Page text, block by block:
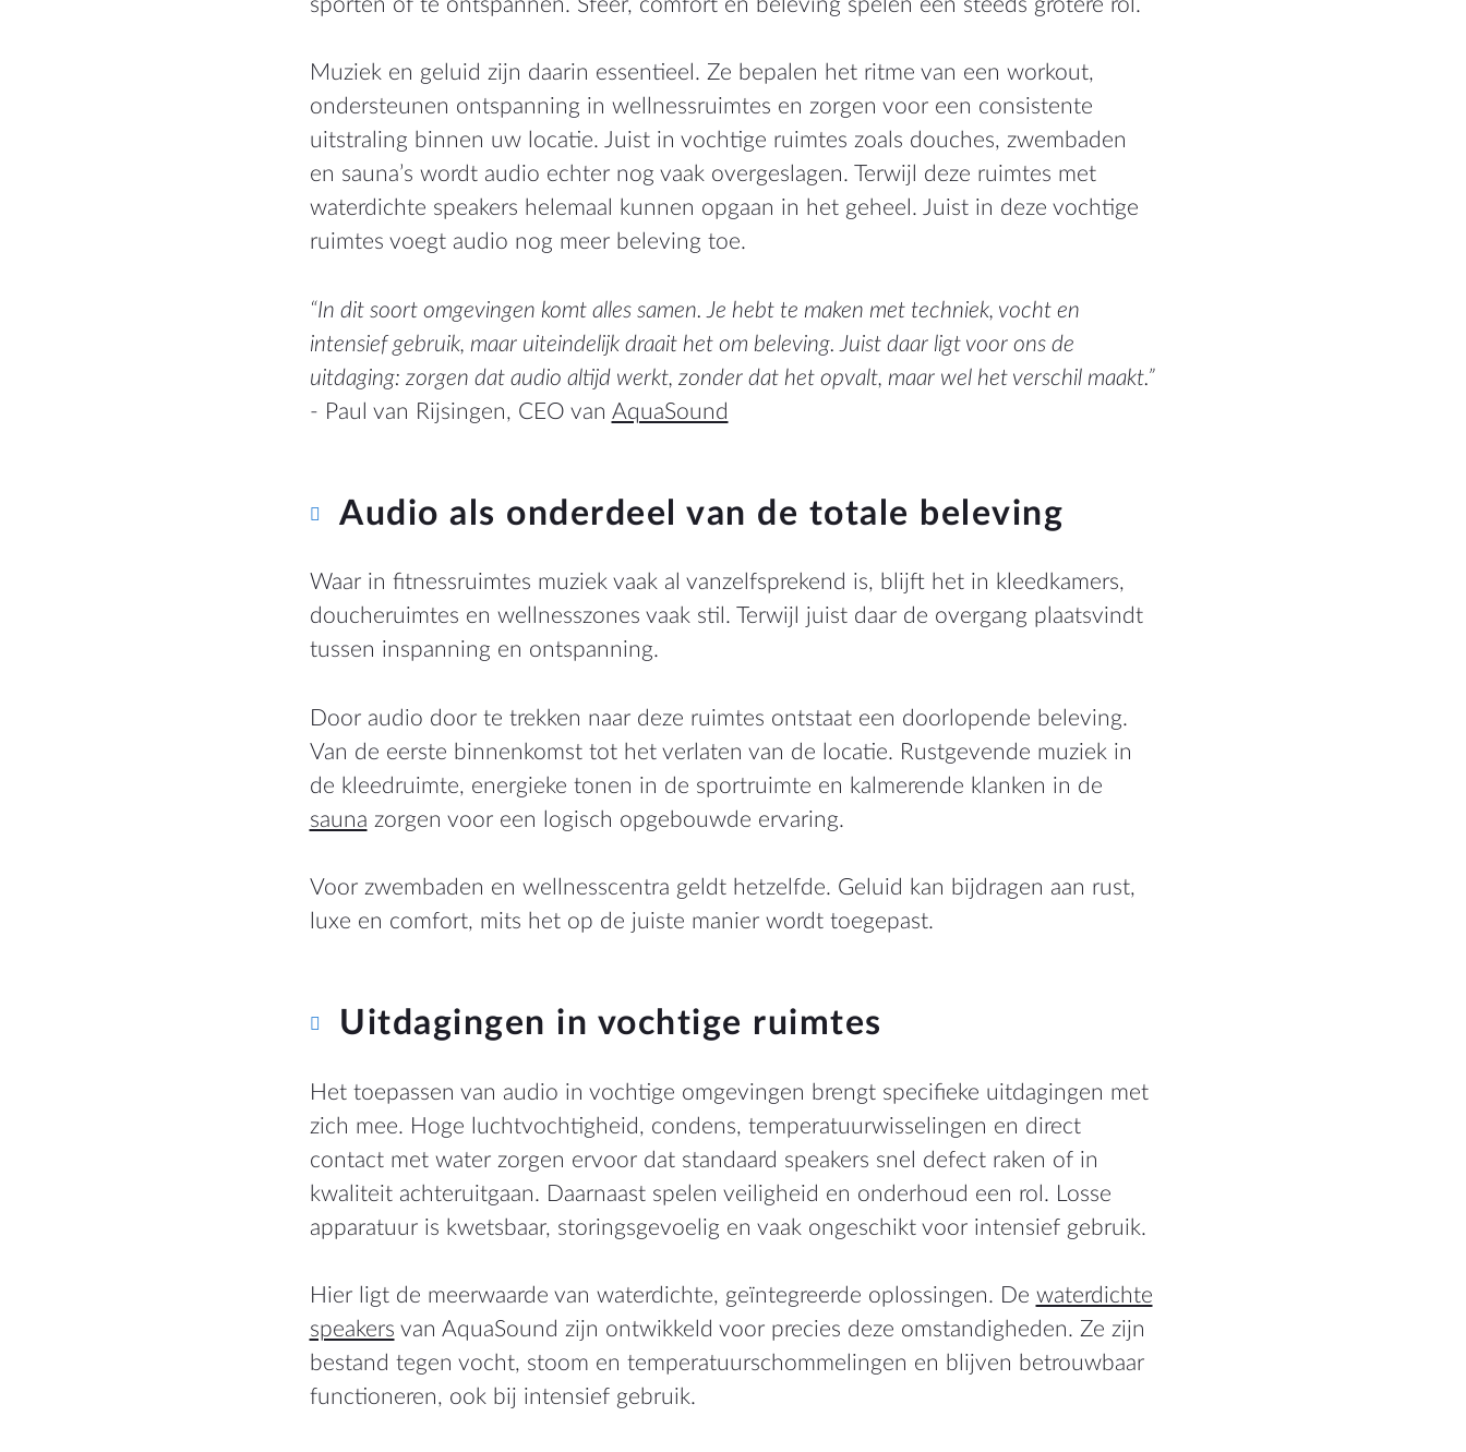
Muziek en geluid zijn daarin essentieel. Ze bepalen het ritme van een workout,
ondersteunen ontspanning in wellnessruimtes en zorgen voor een consistente
uitstraling binnen uw locatie. Juist in vochtige ruimtes zoals douches, zwembaden
en sauna’s wordt audio echter nog vaak overgeslagen. Terwijl deze ruimtes met
waterdichte speakers helemaal kunnen opgaan in het geheel. Juist in deze vochtige
ruimtes voegt audio nog meer beleving toe.
“In dit soort omgevingen komt alles samen. Je hebt te maken met techniek, vocht en
intensief gebruik, maar uiteindelijk draait het om beleving. Juist daar ligt voor ons de
uitdaging: zorgen dat audio altijd werkt, zonder dat het opvalt, maar wel het verschil maakt.”
- Paul van Rijsingen, CEO van AquaSound
Audio als onderdeel van de totale beleving
Waar in fitnessruimtes muziek vaak al vanzelfsprekend is, blijft het in kleedkamers,
doucheruimtes en wellnesszones vaak stil. Terwijl juist daar de overgang plaatsvindt
tussen inspanning en ontspanning.
Door audio door te trekken naar deze ruimtes ontstaat een doorlopende beleving.
Van de eerste binnenkomst tot het verlaten van de locatie. Rustgevende muziek in
de kleedruimte, energieke tonen in de sportruimte en kalmerende klanken in de
sauna zorgen voor een logisch opgebouwde ervaring.
Voor zwembaden en wellnesscentra geldt hetzelfde. Geluid kan bijdragen aan rust,
luxe en comfort, mits het op de juiste manier wordt toegepast.
Uitdagingen in vochtige ruimtes
Het toepassen van audio in vochtige omgevingen brengt specifieke uitdagingen met
zich mee. Hoge luchtvochtigheid, condens, temperatuurwisselingen en direct
contact met water zorgen ervoor dat standaard speakers snel defect raken of in
kwaliteit achteruitgaan. Daarnaast spelen veiligheid en onderhoud een rol. Losse
apparatuur is kwetsbaar, storingsgevoelig en vaak ongeschikt voor intensief gebruik.
Hier ligt de meerwaarde van waterdichte, geïntegreerde oplossingen. De waterdichte
speakers van AquaSound zijn ontwikkeld voor precies deze omstandigheden. Ze zijn
bestand tegen vocht, stoom en temperatuurschommelingen en blijven betrouwbaar
functioneren, ook bij intensief gebruik.
Deutschland
Worldwide